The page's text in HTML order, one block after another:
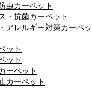
虫カーペット
・抗菌カーペット
アレルギー対策カーペッ
ット
ット
ーペット
カーペット